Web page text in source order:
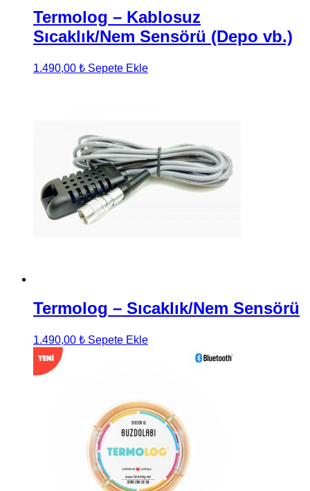
Termolog – Kablosuz
Sıcaklık/Nem Sensörü (Depo vb.)
1.490,00 ₺ Sepete Ekle
Termolog – Sıcaklık/Nem Sensörü
1.490,00 ₺ Sepete Ekle